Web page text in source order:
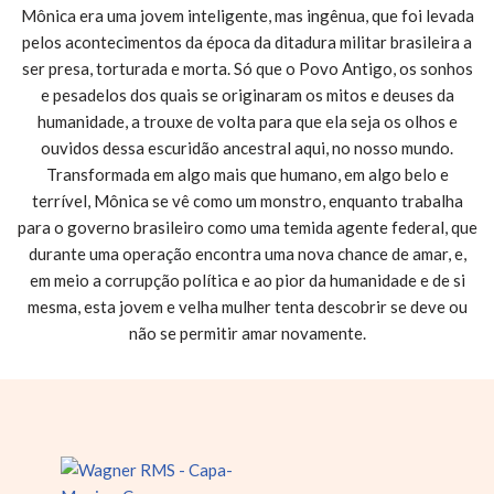
Mônica era uma jovem inteligente, mas ingênua, que foi levada
pelos acontecimentos da época da ditadura militar brasileira a
ser presa, torturada e morta. Só que o Povo Antigo, os sonhos
e pesadelos dos quais se originaram os mitos e deuses da
humanidade, a trouxe de volta para que ela seja os olhos e
ouvidos dessa escuridão ancestral aqui, no nosso mundo.
Transformada em algo mais que humano, em algo belo e
terrível, Mônica se vê como um monstro, enquanto trabalha
para o governo brasileiro como uma temida agente federal, que
durante uma operação encontra uma nova chance de amar, e,
em meio a corrupção política e ao pior da humanidade e de si
mesma, esta jovem e velha mulher tenta descobrir se deve ou
não se permitir amar novamente.